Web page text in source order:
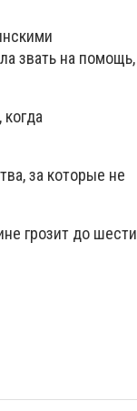
звать на помощь,
за которые не
грозит до шести